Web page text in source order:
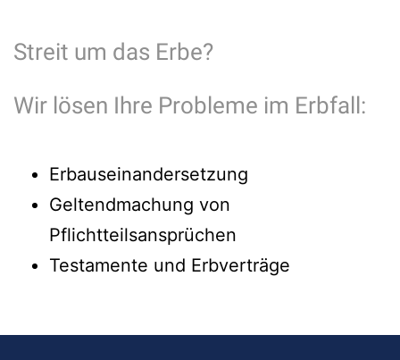
Streit um das Erbe?
Wir lösen Ihre Probleme im Erbfall:
Erbauseinandersetzung
Geltendmachung von
Pflichtteilsansprüchen
Testamente und Erbverträge